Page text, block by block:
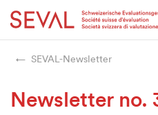
Startseite
Weiter zur Hauptnavigation
Weiter zum Inhalt
Weiter zur Kontaktseite
Weiter zur Sitemap
Weiter zur Suche
Weiter zum Login
SEVAL-Newsletter
Newsletter no.